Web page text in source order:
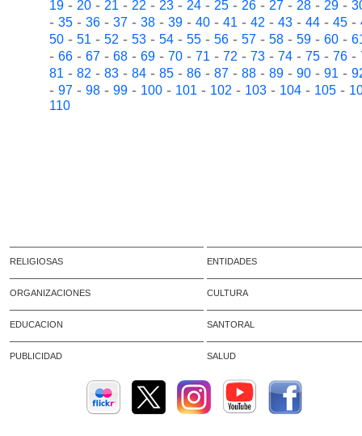
19- 20- 21- 22- 23- 24- 25- 26- 27- 28- 29-
- 35- 36- 37- 38- 39- 40- 41- 42- 43- 44- 45-
50- 51- 52- 53- 54- 55- 56- 57- 58- 59- 60-
- 66- 67- 68- 69- 70- 71- 72- 73- 74- 75- 76-
81- 82- 83- 84- 85- 86- 87- 88- 89- 90- 91-
- 97- 98- 99- 100- 101- 102- 103- 104- 105-
110
RELIGIOSAS ENTIDADES
ORGANIZACIONES CULTURA
EDUCACION SANTORAL
PUBLICIDAD SALUD